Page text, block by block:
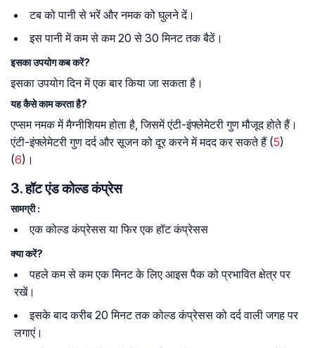
टब को पानी से भरें और नमक को घुलने दें।
इस पानी में कम से कम 20 से 30 मिनट तक बैठें।
इसका उपयोग कब करें?
इसका उपयोग दिन में एक बार किया जा सकता है।
यह कैसे काम करता है?
एप्सम नमक में मैग्नीशियम होता है, जिसमें एंटी-इंफ्लेमेटरी गुण मौजूद होते हैं।
एंटी-इंफ्लेमेटरी गुण दर्द और सूजन को दूर करने में मदद कर सकते हैं (5)
(6)।
3. हॉट एंड कोल्ड कंप्रेस
सामग्री :
एक कोल्ड कंप्रेसस या फिर एक हॉट कंप्रेसस
क्या करें?
पहले कम से कम एक मिनट के लिए आइस पैक को प्रभावित क्षेत्र पर
रखें।
इसके बाद करीब 20 मिनट तक कोल्ड कंप्रेसस को दर्द वाली जगह पर
लगाएं।